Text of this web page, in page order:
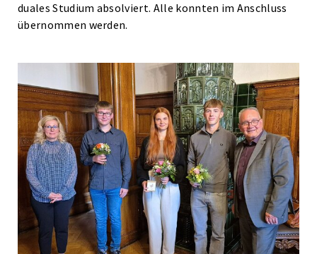
duales Studium absolviert. Alle konnten im Anschluss
übernommen werden.